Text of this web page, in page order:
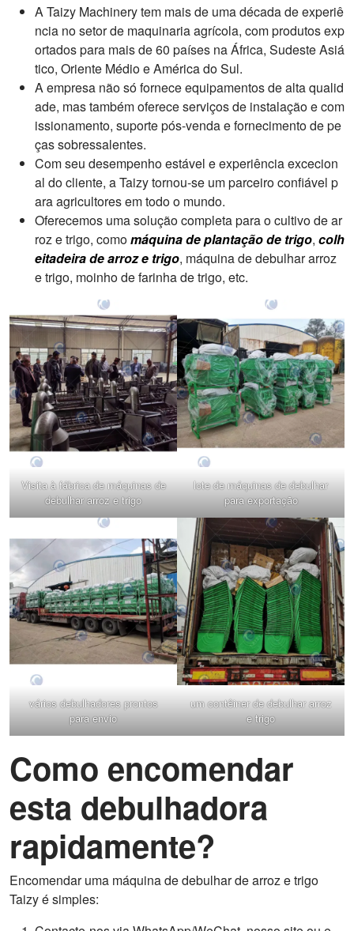
A Taizy Machinery tem mais de uma década de experiê
ncia no setor de maquinaria agrícola, com produtos exp
ortados para mais de 60 países na África, Sudeste Asiá
tico, Oriente Médio e América do Sul.
A empresa não só fornece equipamentos de alta qualid
ade, mas também oferece serviços de instalação e com
issionamento, suporte pós-venda e fornecimento de pe
ças sobressalentes.
Com seu desempenho estável e experiência excecion
al do cliente, a Taizy tornou-se um parceiro confiável p
ara agricultores em todo o mundo.
Oferecemos uma solução completa para o cultivo de ar
roz e trigo, comomáquina de plantação de trigo, colh
eitadeira de arroz e trigo, máquina de debulhar arroz
e trigo, moinho de farinha de trigo, etc.
Visita à fábrica de máquinas de
debulhar arroz e trigo
lote de máquinas de debulhar
para exportação
vários debulhadores prontos
para envio
um contêiner de debulhar arroz
e trigo
Como encomendar
esta debulhadora
rapidamente?
Encomendar uma máquina de debulhar de arroz e trigo
Taizy é simples: